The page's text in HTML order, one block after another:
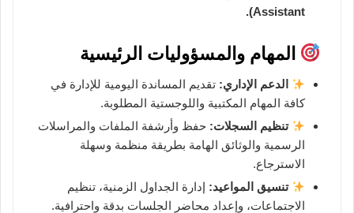
Assistant).
المهام والمسؤوليات الرئيسية
الدعم الإداري: تقديم المساندة اليومية للإدارة في
كافة المهام المكتبية واللوجستية المطلوبة.
تنظيم السجلات: حفظ وأرشفة الملفات والمراسلات
الرسمية والوثائق الهامة بطريقة منظمة وسهلة
الاسترجاع.
تنسيق المواعيد: إدارة الجداول الزمنية، تنظيم
الاجتماعات، وإعداد محاضر الجلسات بدقة واحترافية.